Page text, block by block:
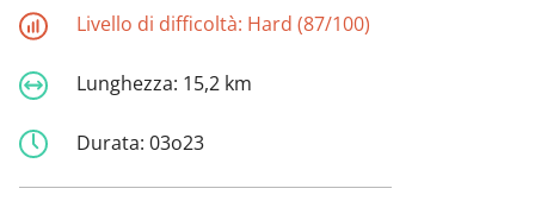
Livello di difficoltà: Hard (87/100)
Lunghezza: 15,2 km
Durata: 03o23